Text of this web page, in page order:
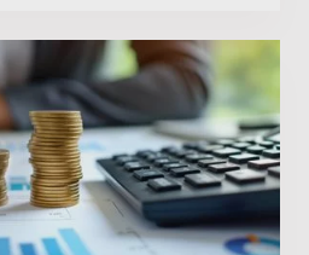
stellst du die
Firma sicher